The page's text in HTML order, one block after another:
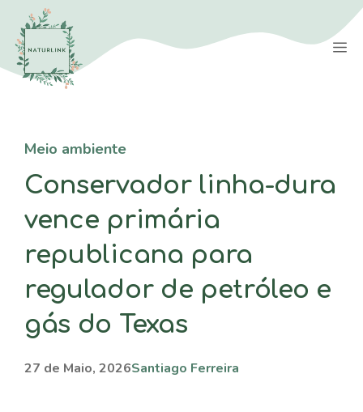
Saltar
para
conteúdo
Meio ambiente
Conservador linha-dura
vence primária
republicana para
regulador de petróleo e
gás do Texas
27 de Maio, 2026Santiago Ferreira